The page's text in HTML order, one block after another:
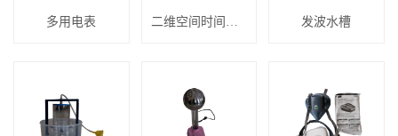
多用电表 二维空间时间描迹仪 发波水槽